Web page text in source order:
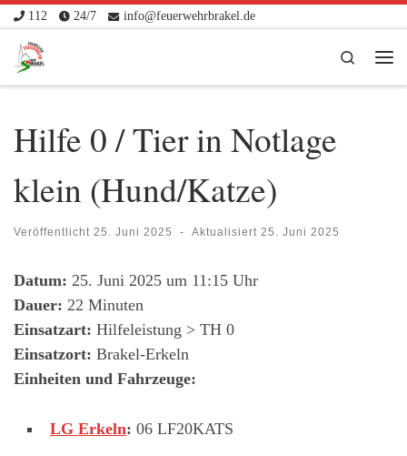
Zum Inhalt springen
112 24/7 info@feuerwehrbrakel.de
Search
Hilfe 0 / Tier in Notlage
klein (Hund/Katze)
Veröffentlicht 25. Juni 2025 - Aktualisiert 25. Juni 2025
Datum: 25. Juni 2025 um 11:15 Uhr
Dauer: 22 Minuten
Einsatzart: Hilfeleistung > TH 0
Einsatzort: Brakel-Erkeln
Einheiten und Fahrzeuge:
LG Erkeln: 06 LF20KATS